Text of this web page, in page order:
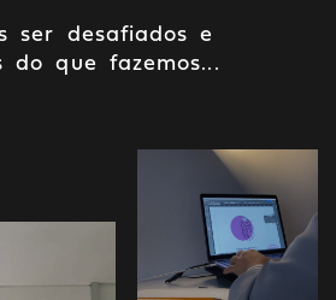
ser desafiados e
do que fazemos...